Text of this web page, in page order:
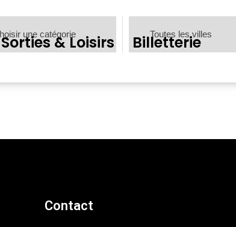
Sorties & Loisirs Billetterie
Contact